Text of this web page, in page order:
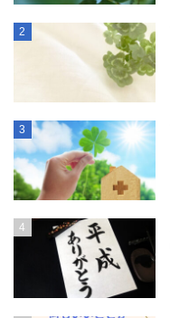
2
3
4